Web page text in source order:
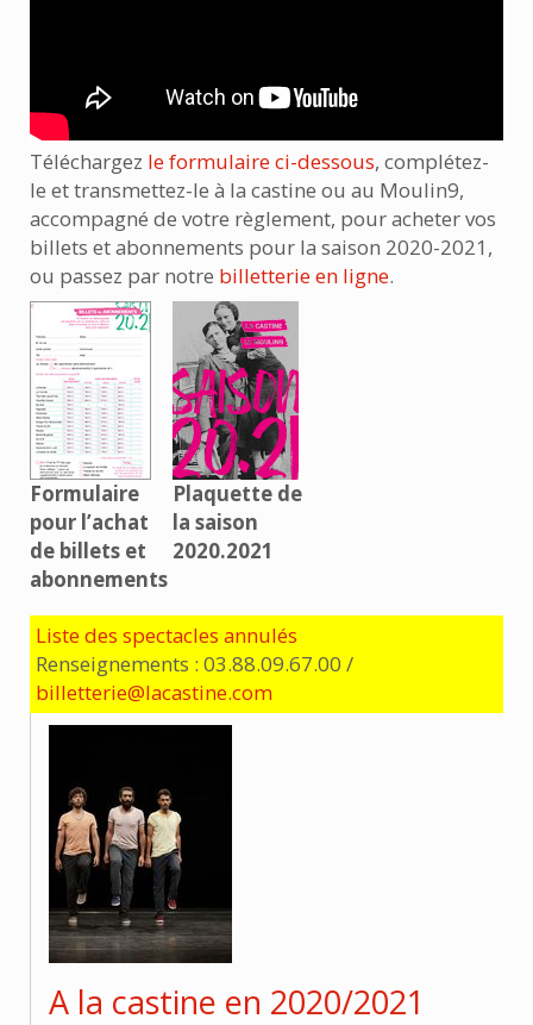
Téléchargez le formulaire ci-dessous, complétez-
le et transmettez-le à la castine ou au Moulin9,
accompagné de votre règlement, pour acheter vos
billets et abonnements pour la saison 2020-2021,
ou passez par notre billetterie en ligne.
Formulaire
pour l’achat
de billets et
abonnements
Plaquette de
la saison
2020.2021
Liste des spectacles annulés
Renseignements : 03.88.09.67.00 /
billetterie@lacastine.com
A la castine en 2020/2021